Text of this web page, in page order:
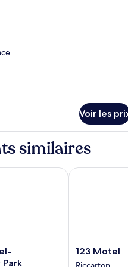
Voir les
similaires
Hagley Park
123
Motel
123 Motel
123 Motel